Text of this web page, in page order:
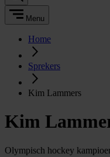
Menu
Home
Sprekers
Kim Lammers
Kim
Olympisch hockey